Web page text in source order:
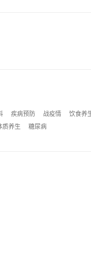
疾病预防 战疫情 饮食养
质养生 糖尿病